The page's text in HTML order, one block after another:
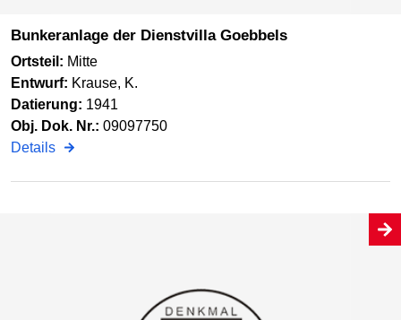
Bunkeranlage der Dienstvilla Goebbels
Ortsteil: Mitte
Entwurf: Krause, K.
Datierung: 1941
Obj. Dok. Nr.: 09097750
Details